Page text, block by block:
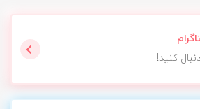
کنید!